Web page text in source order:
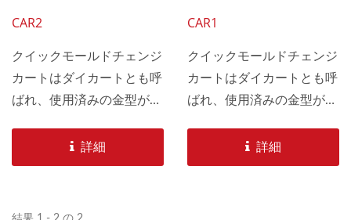
CAR2
クイックモールドチェンジ
カートはダイカートとも呼
ばれ、使用済みの金型が引
置かれた後、ダイカートは
元の位置に戻ります。ダブ
詳細
CAR1
クイックモールドチェンジ
カートはダイカートとも呼
ばれ、使用済みの金型が引
置かれた後、ダイカートは
元の位置に戻ります。異な
詳細